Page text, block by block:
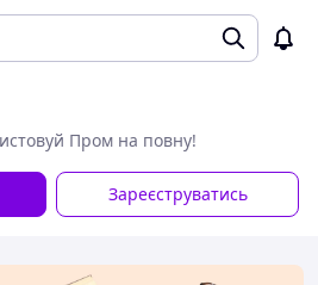
Пром на повну!
Зареєструватись